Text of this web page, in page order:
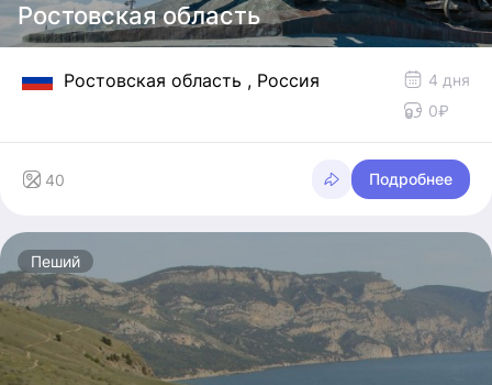
Ростовская область
Ростовская область , Россия
4 дня
0₽
40 Подробнее
Пеший